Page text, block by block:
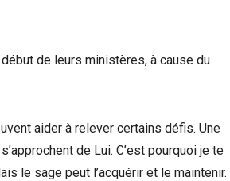
de leurs ministères, à cause du
aider à relever certains défis. Une
de Lui. C’est pourquoi je te
le sage peut l’acquérir et le maintenir.